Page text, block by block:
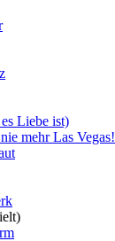
Liebe ist)
mehr Las Vegas!